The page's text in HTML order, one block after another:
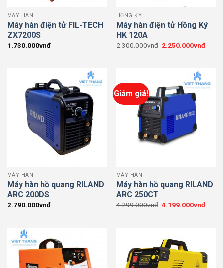
MÁY HÀN
Máy hàn điện tử FIL-TECH
ZX7200S
1.730.000vnđ
HỒNG KÝ
Máy hàn điện tử Hồng Ký
HK 120A
2.300.000vnđ Giá
2.250.000vnđGiá
MÁY HÀN
Máy hàn hồ quang RILAND
ARC 200DS
2.790.000vnđ
Giảm giá!
MÁY HÀN
Máy hàn hồ quang RILAND
ARC 250CT
4.299.000vnđ Giá
4.199.000vnđGiá